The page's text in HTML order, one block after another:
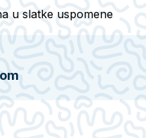
u slatke uspomene